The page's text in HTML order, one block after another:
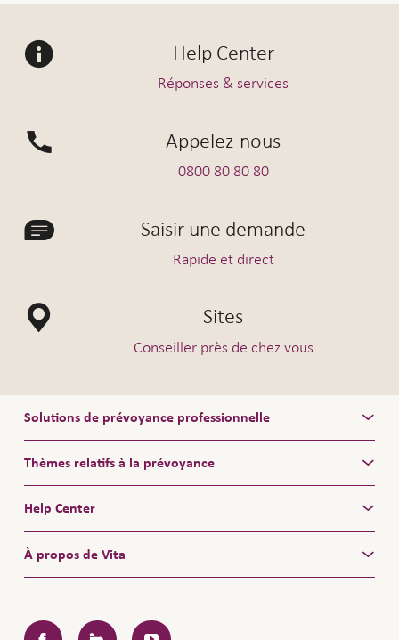
Help Center
Réponses & services
Appelez-nous
0800 80 80 80
Saisir une demande
Rapide et direct
Sites
Conseiller près de chez vous
Solutions de prévoyance professionnelle
Thèmes relatifs à la prévoyance
Help Center
À propos de Vita
FacebookLinkedInYouTube